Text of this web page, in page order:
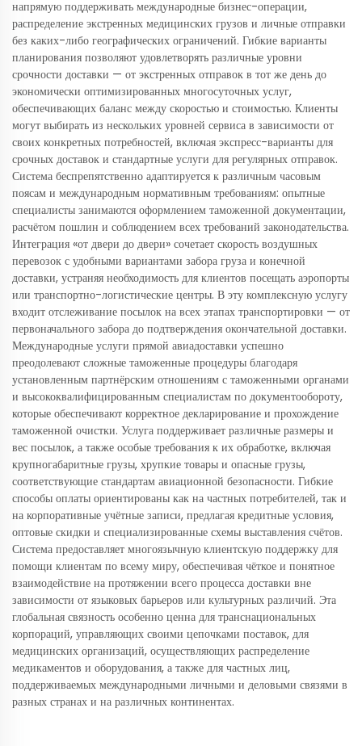
напрямую поддерживать международные бизнес-операции,
распределение экстренных медицинских грузов и личные отправки
без каких-либо географических ограничений. Гибкие варианты
планирования позволяют удовлетворять различные уровни
срочности доставки — от экстренных отправок в тот же день до
экономически оптимизированных многосуточных услуг,
обеспечивающих баланс между скоростью и стоимостью. Клиенты
могут выбирать из нескольких уровней сервиса в зависимости от
своих конкретных потребностей, включая экспресс-варианты для
срочных доставок и стандартные услуги для регулярных отправок.
Система беспрепятственно адаптируется к различным часовым
поясам и международным нормативным требованиям: опытные
специалисты занимаются оформлением таможенной документации,
расчётом пошлин и соблюдением всех требований законодательства.
Интеграция «от двери до двери» сочетает скорость воздушных
перевозок с удобными вариантами забора груза и конечной
доставки, устраняя необходимость для клиентов посещать аэропорты
или транспортно-логистические центры. В эту комплексную услугу
входит отслеживание посылок на всех этапах транспортировки — от
первоначального забора до подтверждения окончательной доставки.
Международные услуги прямой авиадоставки успешно
преодолевают сложные таможенные процедуры благодаря
установленным партнёрским отношениям с таможенными органами
и высококвалифицированным специалистам по документообороту,
которые обеспечивают корректное декларирование и прохождение
таможенной очистки. Услуга поддерживает различные размеры и
вес посылок, а также особые требования к их обработке, включая
крупногабаритные грузы, хрупкие товары и опасные грузы,
соответствующие стандартам авиационной безопасности. Гибкие
способы оплаты ориентированы как на частных потребителей, так и
на корпоративные учётные записи, предлагая кредитные условия,
оптовые скидки и специализированные схемы выставления счётов.
Система предоставляет многоязычную клиентскую поддержку для
помощи клиентам по всему миру, обеспечивая чёткое и понятное
взаимодействие на протяжении всего процесса доставки вне
зависимости от языковых барьеров или культурных различий. Эта
глобальная связность особенно ценна для транснациональных
корпораций, управляющих своими цепочками поставок, для
медицинских организаций, осуществляющих распределение
медикаментов и оборудования, а также для частных лиц,
поддерживаемых международными личными и деловыми связями в
разных странах и на различных континентах.